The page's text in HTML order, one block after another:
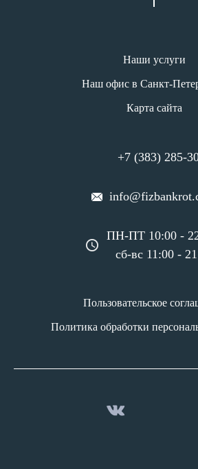
Наши услуги
Наш офис в Санкт-
Карта сайта
+7 (383) 285-
ПН-ПТ 10:00 -
сб-вс 11:00 -
Пользовательское
Политика обработки